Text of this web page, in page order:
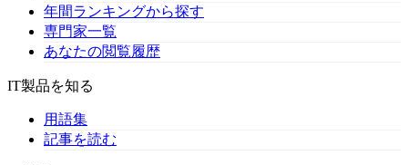
年間ランキングから探す
専門家一覧
あなたの閲覧履歴
IT製品を知る
用語集
記事を読む